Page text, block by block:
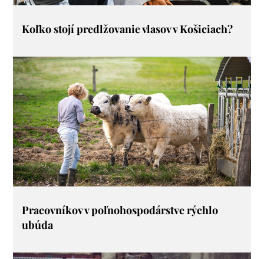
Koľko stojí predlžovanie vlasov v Košiciach?
Pracovníkov v poľnohospodárstve rýchlo
ubúda